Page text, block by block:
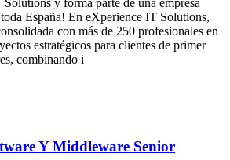
y forma parte de una empresa
España! En eXperience IT Solutions,
con más de 250 profesionales en
estratégicos para clientes de primer
combinando i
Y Middleware Senior